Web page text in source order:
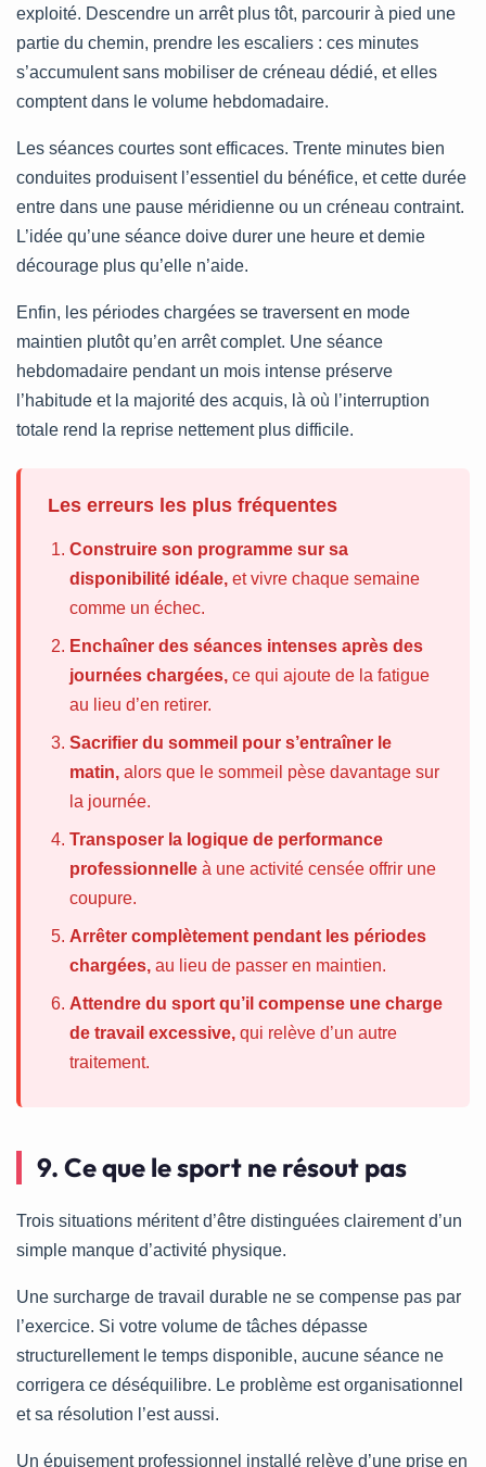
exploité. Descendre un arrêt plus tôt, parcourir à pied une
partie du chemin, prendre les escaliers : ces minutes
s’accumulent sans mobiliser de créneau dédié, et elles
comptent dans le volume hebdomadaire.
Les séances courtes sont efficaces. Trente minutes bien
conduites produisent l’essentiel du bénéfice, et cette durée
entre dans une pause méridienne ou un créneau contraint.
L’idée qu’une séance doive durer une heure et demie
décourage plus qu’elle n’aide.
Enfin, les périodes chargées se traversent en mode
maintien plutôt qu’en arrêt complet. Une séance
hebdomadaire pendant un mois intense préserve
l’habitude et la majorité des acquis, là où l’interruption
totale rend la reprise nettement plus difficile.
Les erreurs les plus fréquentes
Construire son programme sur sa
disponibilité idéale, et vivre chaque semaine
comme un échec.
Enchaîner des séances intenses après des
journées chargées, ce qui ajoute de la fatigue
au lieu d’en retirer.
Sacrifier du sommeil pour s’entraîner le
matin, alors que le sommeil pèse davantage sur
la journée.
Transposer la logique de performance
professionnelle à une activité censée offrir une
coupure.
Arrêter complètement pendant les périodes
chargées, au lieu de passer en maintien.
Attendre du sport qu’il compense une charge
de travail excessive, qui relève d’un autre
traitement.
9. Ce que le sport ne résout pas
Trois situations méritent d’être distinguées clairement d’un
simple manque d’activité physique.
Une surcharge de travail durable ne se compense pas par
l’exercice. Si votre volume de tâches dépasse
structurellement le temps disponible, aucune séance ne
corrigera ce déséquilibre. Le problème est organisationnel
et sa résolution l’est aussi.
Un épuisement professionnel installé relève d’une prise en